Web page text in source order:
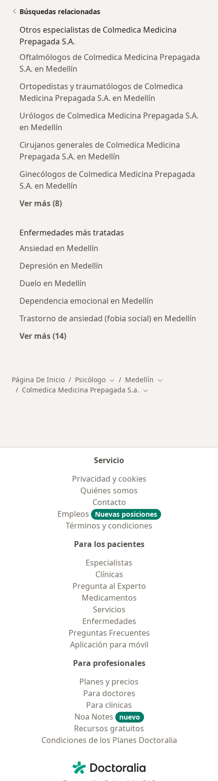
Búsquedas relacionadas
Otros especialistas de Colmedica Medicina
Prepagada S.A.
Oftalmólogos de Colmedica Medicina Prepagada
S.A. en Medellín
Ortopedistas y traumatólogos de Colmedica
Medicina Prepagada S.A. en Medellín
Urólogos de Colmedica Medicina Prepagada S.A.
en Medellín
Cirujanos generales de Colmedica Medicina
Prepagada S.A. en Medellín
Ginecólogos de Colmedica Medicina Prepagada
S.A. en Medellín
Ver más (8)
Enfermedades más tratadas
Ansiedad en Medellín
Depresión en Medellín
Duelo en Medellín
Dependencia emocional en Medellín
Trastorno de ansiedad (fobia social) en Medellín
Ver más (14)
Página De Inicio Psicólogo Cambiar de ciudad
Medellín Cambiar de
Colmedica Medicina Prepagada S.a. Cambiar de ciudad
Servicio
Privacidad y cookies
Quiénes somos
Contacto
Empleos
Nuevas posiciones
Términos y condiciones
Para los pacientes
Especialistas
Clínicas
Pregunta al Experto
Medicamentos
Servicios
Enfermedades
Preguntas Frecuentes
Aplicación para móvil
Para profesionales
Planes y precios
Para doctores
Para clinicas
Noa Notes
nuevo
Recursos gratuitos
Condiciones de los Planes Doctoralia
Doctoralia - Página de inicio